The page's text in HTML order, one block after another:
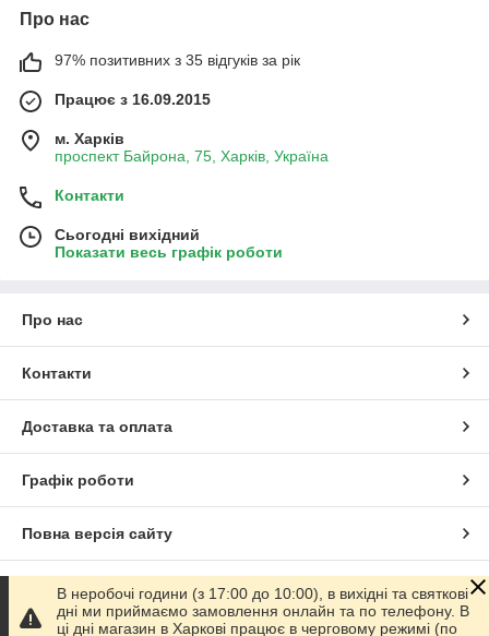
Про нас
97% позитивних з 35 відгуків за рік
Працює з 16.09.2015
м. Харків
проспект Байрона, 75, Харків, Україна
Контакти
Сьогодні вихідний
Показати весь графік роботи
Про нас
Контакти
Доставка та оплата
Графік роботи
Повна версія сайту
Сайт створено на маркетплейсі Prom.ua
В неробочі години (з 17:00 до 10:00), в вихідні та святкові
дні ми приймаємо замовлення онлайн та по телефону. В
ці дні магазин в Харкові працює в черговому режимі (по